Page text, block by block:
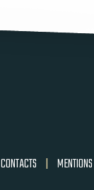
CONTACTS | MENTIONS